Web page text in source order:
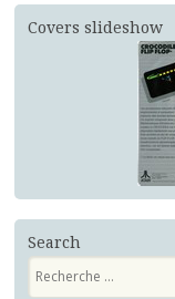
Covers slideshow
Search
Recherche